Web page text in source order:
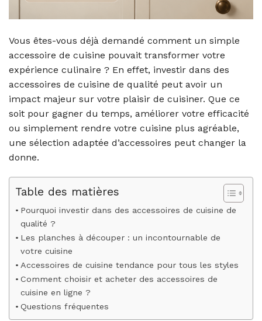
Vous êtes-vous déjà demandé comment un simple
accessoire de cuisine pouvait transformer votre
expérience culinaire ? En effet, investir dans des
accessoires de cuisine de qualité peut avoir un
impact majeur sur votre plaisir de cuisiner. Que ce
soit pour gagner du temps, améliorer votre efficacité
ou simplement rendre votre cuisine plus agréable,
une sélection adaptée d’accessoires peut changer la
donne.
Table des matières
Pourquoi investir dans des accessoires de cuisine de
qualité ?
Les planches à découper : un incontournable de
votre cuisine
Accessoires de cuisine tendance pour tous les styles
Comment choisir et acheter des accessoires de
cuisine en ligne ?
Questions fréquentes